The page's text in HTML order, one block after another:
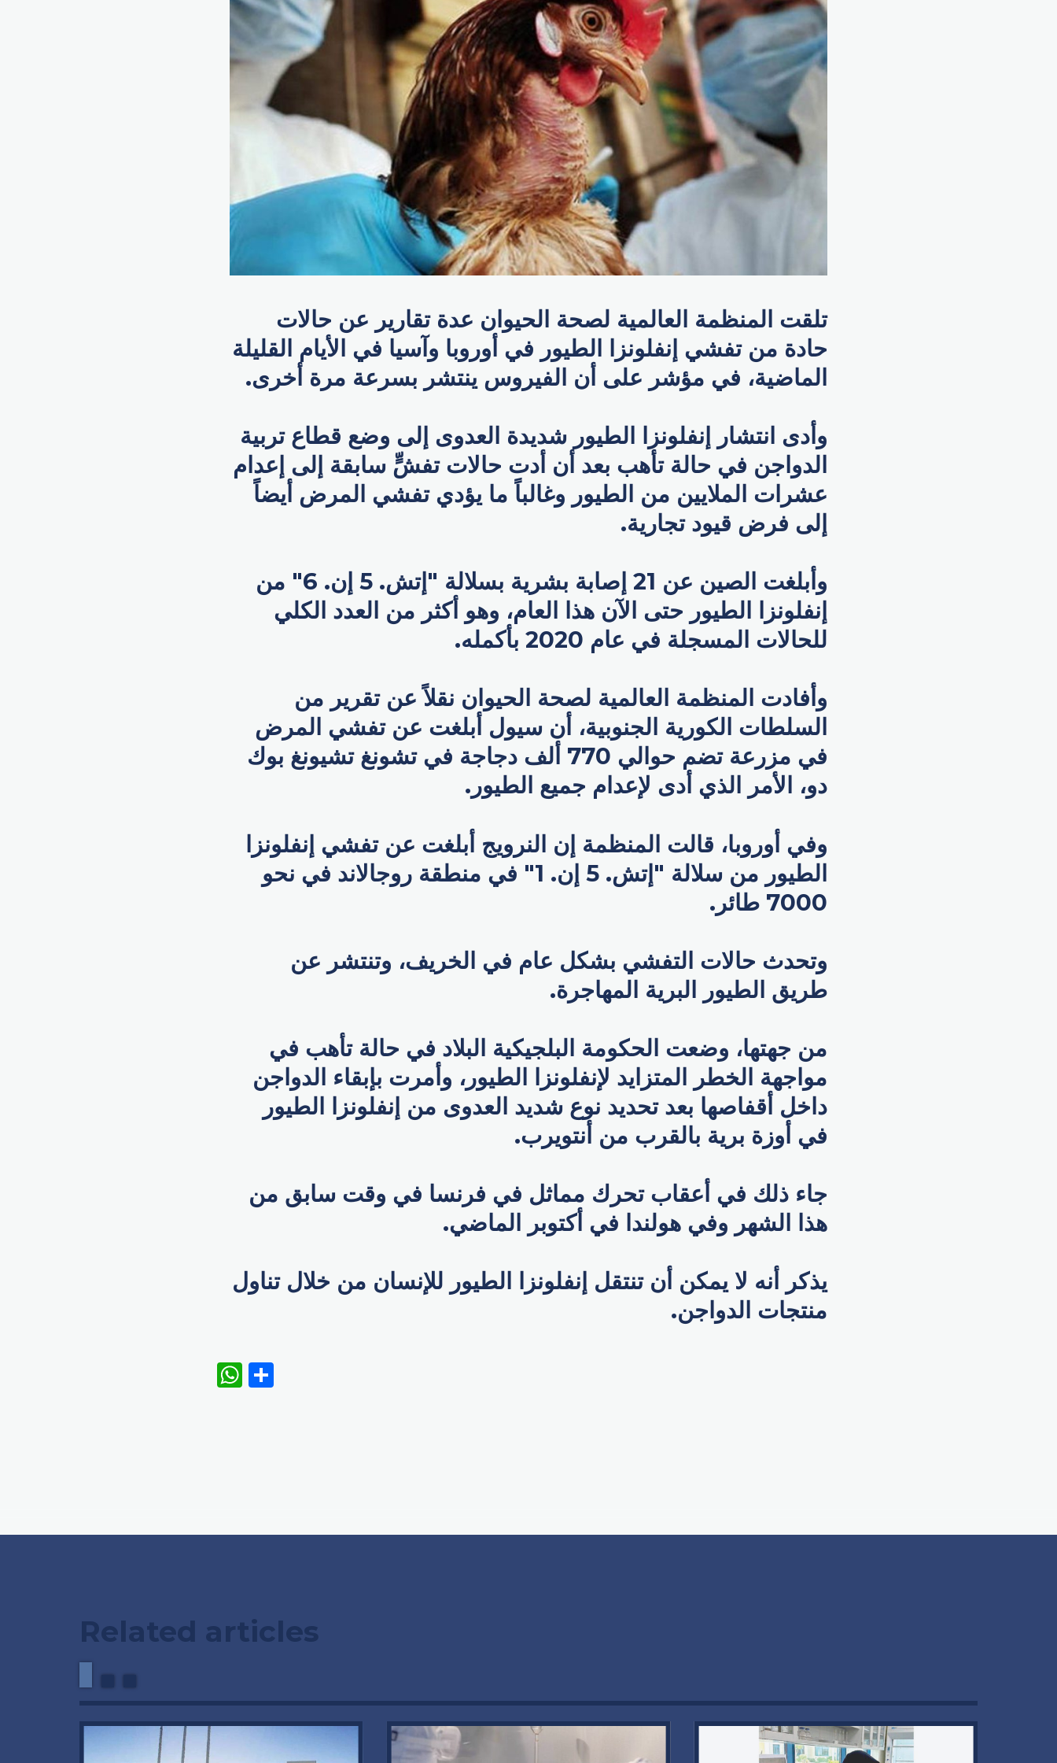
تلقت المنظمة العالمية لصحة الحيوان عدة تقارير عن حالات
حادة من تفشي إنفلونزا الطيور في أوروبا وآسيا في الأيام القليلة
الماضية، في مؤشر على أن الفيروس ينتشر بسرعة مرة أخرى.
وأدى انتشار إنفلونزا الطيور شديدة العدوى إلى وضع قطاع تربية
الدواجن في حالة تأهب بعد أن أدت حالات تفشٍّ سابقة إلى إعدام
عشرات الملايين من الطيور وغالباً ما يؤدي تفشي المرض أيضاً
إلى فرض قيود تجارية.
وأبلغت الصين عن 21 إصابة بشرية بسلالة "إتش. 5 إن. 6" من
إنفلونزا الطيور حتى الآن هذا العام، وهو أكثر من العدد الكلي
للحالات المسجلة في عام 2020 بأكمله.
وأفادت المنظمة العالمية لصحة الحيوان نقلاً عن تقرير من
السلطات الكورية الجنوبية، أن سيول أبلغت عن تفشي المرض
في مزرعة تضم حوالي 770 ألف دجاجة في تشونغ تشيونغ بوك
دو، الأمر الذي أدى لإعدام جميع الطيور.
وفي أوروبا، قالت المنظمة إن النرويج أبلغت عن تفشي إنفلونزا
الطيور من سلالة "إتش. 5 إن. 1" في منطقة روجالاند في نحو
7000 طائر.
وتحدث حالات التفشي بشكل عام في الخريف، وتنتشر عن
طريق الطيور البرية المهاجرة.
من جهتها، وضعت الحكومة البلجيكية البلاد في حالة تأهب في
مواجهة الخطر المتزايد لإنفلونزا الطيور، وأمرت بإبقاء الدواجن
داخل أقفاصها بعد تحديد نوع شديد العدوى من إنفلونزا الطيور
في أوزة برية بالقرب من أنتويرب.
جاء ذلك في أعقاب تحرك مماثل في فرنسا في وقت سابق من
هذا الشهر وفي هولندا في أكتوبر الماضي.
يذكر أنه لا يمكن أن تنتقل إنفلونزا الطيور للإنسان من خلال تناول
منتجات الدواجن.
WhatsApp
Related articles